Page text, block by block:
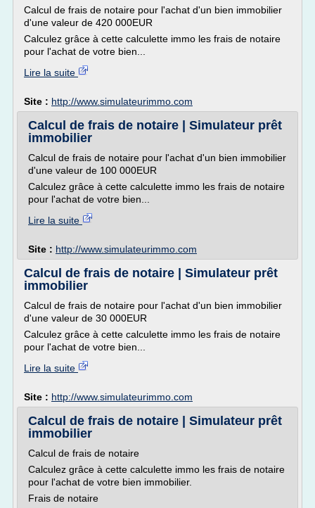
Calcul de frais de notaire pour l'achat d'un bien immobilier
d'une valeur de 420 000EUR
Calculez grâce à cette calculette immo les frais de notaire
pour l'achat de votre bien...
Lire la suite
Site : http://www.simulateurimmo.com
Calcul de frais de notaire | Simulateur prêt
immobilier
Calcul de frais de notaire pour l'achat d'un bien immobilier
d'une valeur de 100 000EUR
Calculez grâce à cette calculette immo les frais de notaire
pour l'achat de votre bien...
Lire la suite
Site : http://www.simulateurimmo.com
Calcul de frais de notaire | Simulateur prêt
immobilier
Calcul de frais de notaire pour l'achat d'un bien immobilier
d'une valeur de 30 000EUR
Calculez grâce à cette calculette immo les frais de notaire
pour l'achat de votre bien...
Lire la suite
Site : http://www.simulateurimmo.com
Calcul de frais de notaire | Simulateur prêt
immobilier
Calcul de frais de notaire
Calculez grâce à cette calculette immo les frais de notaire
pour l'achat de votre bien immobilier.
Frais de notaire